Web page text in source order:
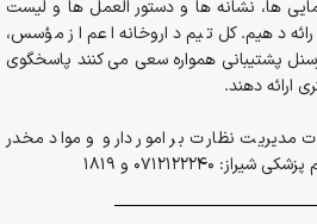
ها، نشانه ها و دستور العمل ها و لیست
دهیم. کل تیم داروخانه اعم از مؤسس،
پشتیبانی همواره سعی می کنند پاسخگوی
ارائه دهند.
نظارت بر امور دارو و مواد مخدر
0712122240 و 1819